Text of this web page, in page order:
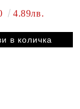
4.89лв.